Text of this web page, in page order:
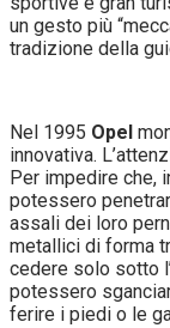
un gesto più
tradizione della
Nel 1995 Opel
innovativa.
Per impedire che,
potessero
assali dei loro
metallici di forma
cedere solo sotto
potessero
ferire i piedi o le